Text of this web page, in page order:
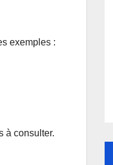
exemples :
à consulter.